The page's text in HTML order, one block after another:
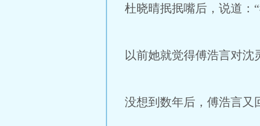
杜晓晴抿抿嘴后，说道：
以前她就觉得傅浩言对沈
没想到数年后，傅浩言又